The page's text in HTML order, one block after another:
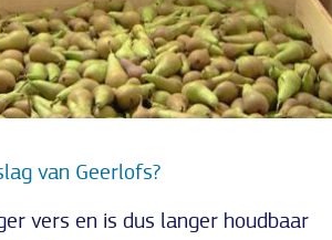
van Geerlofs?
vers en is dus langer houdbaar